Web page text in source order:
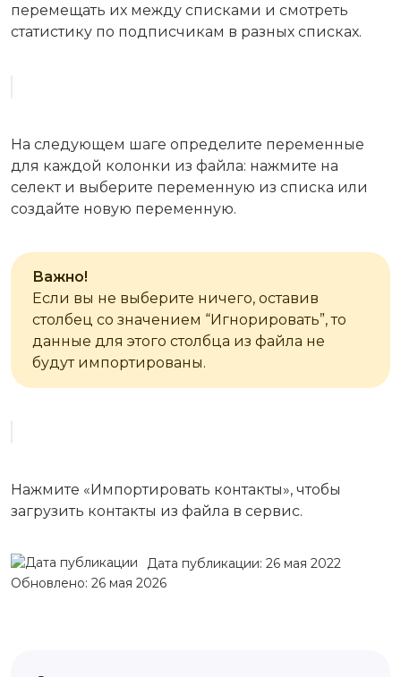
перемещать их между списками и смотреть
статистику по подписчикам в разных списках.
На следующем шаге определите переменные
для каждой колонки из файла: нажмите на
селект и выберите переменную из списка или
создайте новую переменную.
Важно!
Если вы не выберите ничего, оставив
столбец со значением “Игнорировать”, то
данные для этого столбца из файла не
будут импортированы.
Нажмите «Импортировать контакты», чтобы
загрузить контакты из файла в сервис.
Дата публикации: 26 мая 2022
Обновлено: 26 мая 2026